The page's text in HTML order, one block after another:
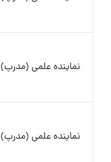
نماینده علمی (مدرپ)
نماینده علمی (مدرپ)